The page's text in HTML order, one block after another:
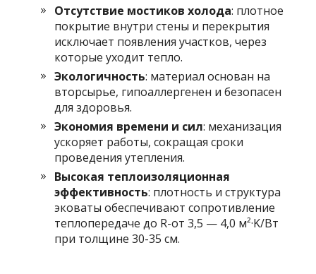
Отсутствие мостиков холода: плотное
покрытие внутри стены и перекрытия
исключает появления участков, через
которые уходит тепло.
Экологичность: материал основан на
вторсырье, гипоаллергенен и безопасен
для здоровья.
Экономия времени и сил: механизация
ускоряет работы, сокращая сроки
проведения утепления.
Высокая теплоизоляционная
эффективность: плотность и структура
эковаты обеспечивают сопротивление
теплопередаче до R-от 3,5 — 4,0 м²·K/Вт
при толщине 30-35 см.